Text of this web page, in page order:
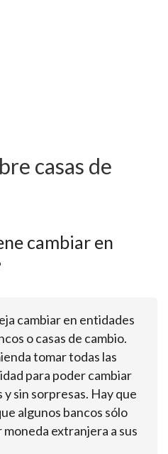
casas de
cambiar en
cambiar en entidades
o casas de cambio.
tomar todas las
para poder cambiar
sin sorpresas. Hay que
algunos bancos sólo
extranjera a sus